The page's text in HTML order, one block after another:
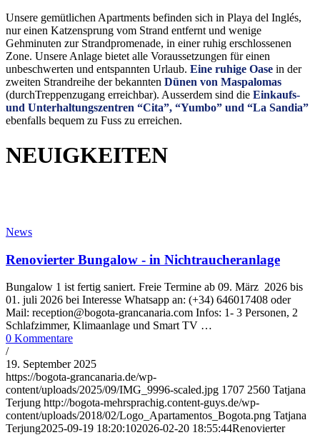
Unsere gemütlichen Apartments befinden sich in Playa del Inglés,
nur einen Katzensprung vom Strand entfernt und wenige
Gehminuten zur Strandpromenade, in einer ruhig erschlossenen
Zone. Unsere Anlage bietet alle Voraussetzungen für einen
unbeschwerten und entspannten Urlaub. Eine ruhige Oase in der
zweiten Strandreihe der bekannten Dünen von Maspalomas
(durchTreppenzugang erreichbar). Ausserdem sind die Einkaufs-
und Unterhaltungszentren “Cita”, “Yumbo” und “La Sandia”
ebenfalls bequem zu Fuss zu erreichen.
NEUIGKEITEN
News
Renovierter Bungalow - in Nichtraucheranlage
Bungalow 1 ist fertig saniert. Freie Termine ab 09. März 2026 bis
01. juli 2026 bei Interesse Whatsapp an: (+34) 646017408 oder
Mail: reception@bogota-grancanaria.com Infos: 1- 3 Personen, 2
Schlafzimmer, Klimaanlage und Smart TV …
0 Kommentare
/
19. September 2025
https://bogota-grancanaria.de/wp-
content/uploads/2025/09/IMG_9996-scaled.jpg 1707 2560 Tatjana
Terjung http://bogota-mehrsprachig.content-guys.de/wp-
content/uploads/2018/02/Logo_Apartamentos_Bogota.png Tatjana
Terjung2025-09-19 18:20:102026-02-20 18:55:44Renovierter